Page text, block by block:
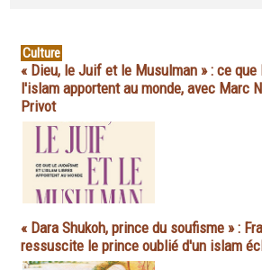
Culture
« Dieu, le Juif et le Musulman » : ce
l'islam apportent au monde, avec Marc
Privot
« Dara Shukoh, prince du soufisme » :
ressuscite le prince oublié d'un islam